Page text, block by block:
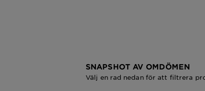
SNAPSHOT AV OMDÖMEN
Välj en rad nedan för att filtrera